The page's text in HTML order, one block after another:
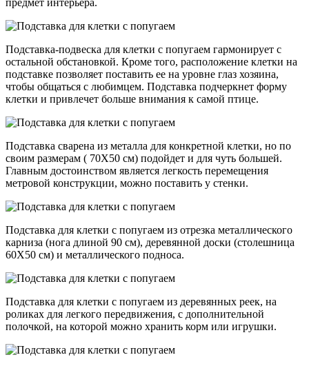
Подставка-подвеска для клетки с попугаем гармонирует с
остальной обстановкой. Кроме того, расположение клетки на
подставке позволяет поставить ее на уровне глаз хозяина,
чтобы общаться с любимцем. Подставка подчеркнет форму
клетки и привлечет больше внимания к самой птице.
Подставка сварена из металла для конкретной клетки, но по
своим размерам ( 70Х50 см) подойдет и для чуть большей.
Главным достоинством является легкость перемещения
метровой конструкции, можно поставить у стенки.
Подставка для клетки с попугаем из отрезка металлического
карниза (нога длиной 90 см), деревянной доски (столешница
60Х50 см) и металлического подноса.
Подставка для клетки с попугаем из деревянных реек, на
роликах для легкого передвижения, с дополнительной
полочкой, на которой можно хранить корм или игрушки.